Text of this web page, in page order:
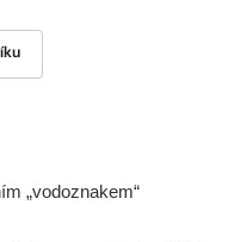
„vodoznakem“